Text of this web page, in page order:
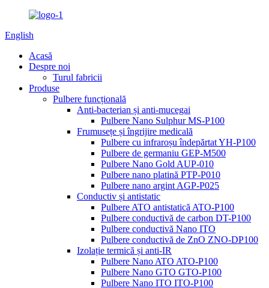
English
Acasă
Despre noi
Turul fabricii
Produse
Pulbere funcțională
Anti-bacterian și anti-mucegai
Pulbere Nano Sulphur MS-P100
Frumusețe și îngrijire medicală
Pulbere cu infraroșu îndepărtat YH-P100
Pulbere de germaniu GEP-M500
Pulbere Nano Gold AUP-010
Pulbere nano platină PTP-P010
Pulbere nano argint AGP-P025
Conductiv și antistatic
Pulbere ATO antistatică ATO-P100
Pulbere conductivă de carbon DT-P100
Pulbere conductivă Nano ITO
Pulbere conductivă de ZnO ZNO-DP100
Izolație termică și anti-IR
Pulbere Nano ATO ATO-P100
Pulbere Nano GTO GTO-P100
Pulbere Nano ITO ITO-P100